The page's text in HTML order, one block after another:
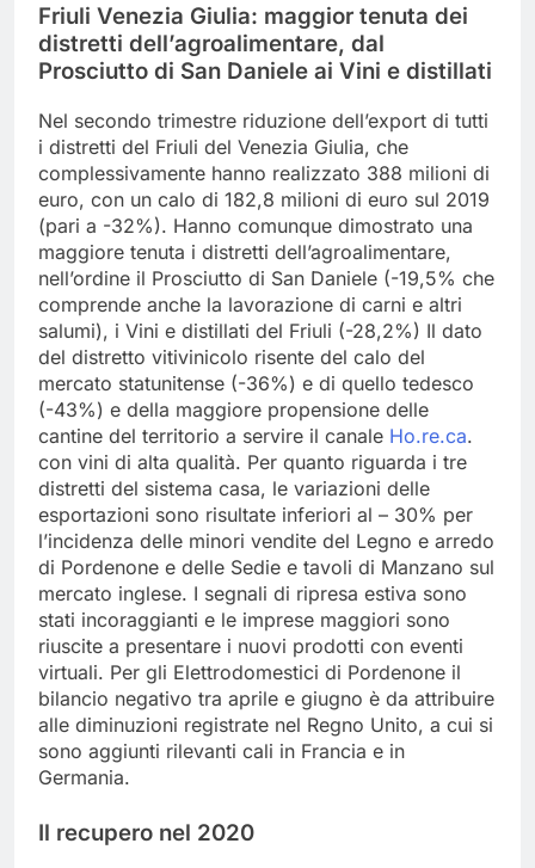
Friuli Venezia Giulia: maggior tenuta dei
distretti dell’agroalimentare, dal
Prosciutto di San Daniele ai Vini e distillati
Nel secondo trimestre riduzione dell’export di tutti
i distretti del Friuli del Venezia Giulia, che
complessivamente hanno realizzato 388 milioni di
euro, con un calo di 182,8 milioni di euro sul 2019
(pari a -32%). Hanno comunque dimostrato una
maggiore tenuta i distretti dell’agroalimentare,
nell’ordine il Prosciutto di San Daniele (-19,5% che
comprende anche la lavorazione di carni e altri
salumi), i Vini e distillati del Friuli (-28,2%) Il dato
del distretto vitivinicolo risente del calo del
mercato statunitense (-36%) e di quello tedesco
(-43%) e della maggiore propensione delle
cantine del territorio a servire il canale Ho.re.ca.
con vini di alta qualità. Per quanto riguarda i tre
distretti del sistema casa, le variazioni delle
esportazioni sono risultate inferiori al – 30% per
l’incidenza delle minori vendite del Legno e arredo
di Pordenone e delle Sedie e tavoli di Manzano sul
mercato inglese. I segnali di ripresa estiva sono
stati incoraggianti e le imprese maggiori sono
riuscite a presentare i nuovi prodotti con eventi
virtuali. Per gli Elettrodomestici di Pordenone il
bilancio negativo tra aprile e giugno è da attribuire
alle diminuzioni registrate nel Regno Unito, a cui si
sono aggiunti rilevanti cali in Francia e in
Germania.
Il recupero nel 2020